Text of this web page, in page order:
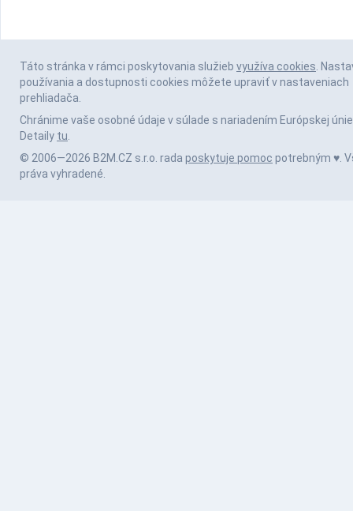
Táto stránka v rámci poskytovania služieb využíva cookies.
používania a dostupnosti cookies môžete upraviť v nastaveniach
prehliadača.
Chránime vaše osobné údaje v súlade s nariadením Európskej únie
Detaily tu.
© 2006—2026 B2M.CZ s.r.o. rada poskytuje pomoc potrebným ♥️.
práva vyhradené.